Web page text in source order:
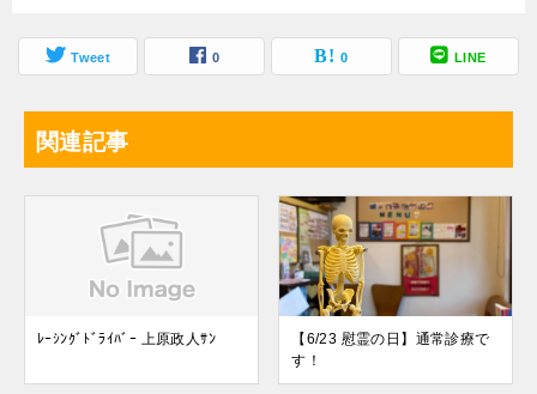
Tweet 0 0 LINE
関連記事
ﾚｰｼﾝｸﾞﾄﾞﾗｲﾊﾞｰ 上原政人ｻﾝ
【6/23 慰霊の日】通常診療で
す！